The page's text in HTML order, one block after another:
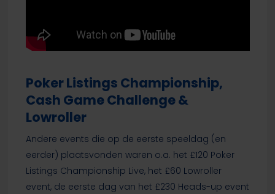
Poker Listings Championship,
Cash Game Challenge &
Lowroller
Andere events die op de eerste speeldag (en
eerder) plaatsvonden waren o.a. het £120 Poker
Listings Championship Live, het £60 Lowroller
event, de eerste dag van het £230 Heads-up event